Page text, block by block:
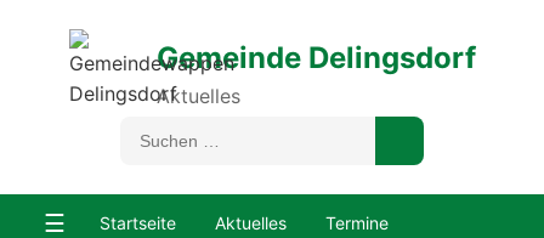
Gemeinde Delingsdorf
Aktuelles
☰ Startseite Aktuelles Termine